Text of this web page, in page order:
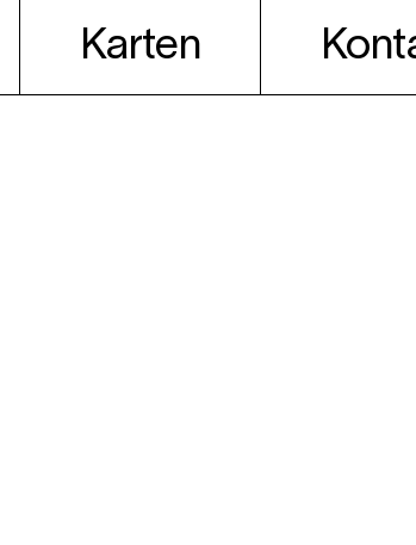
Karten